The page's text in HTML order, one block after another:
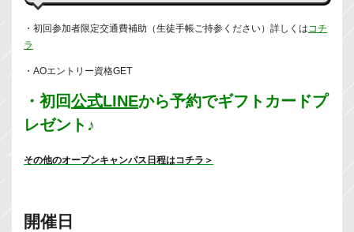
・初回参加者限定交通費補助（生徒手帳ご持参ください）詳しくはコチ
ラ
・AOエントリー資格GET
・初回公式LINEから予約でギフトカードプ
レゼント♪
その他のオープンキャンパス日程はコチラ＞
開催日